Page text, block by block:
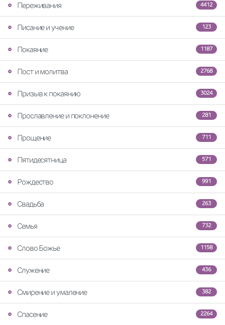
4412
Переживания
123
Писание и учение
1187
Покаяние
2768
Пост и молитва
3024
Призыв к покаянию
281
Прославление и поклонение
711
Прощение
571
Пятидесятница
991
Рождество
263
Свадьба
732
Семья
1158
Слово Божье
436
Служение
382
Смирение и умаление
2264
Спасение